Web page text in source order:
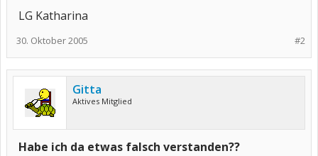
LG Katharina
#2
30. Oktober 2005
Gitta
Aktives Mitglied
Habe ich da etwas falsch verstanden??